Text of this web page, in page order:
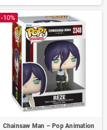
-10%
Chainsaw Man – Pop Animation